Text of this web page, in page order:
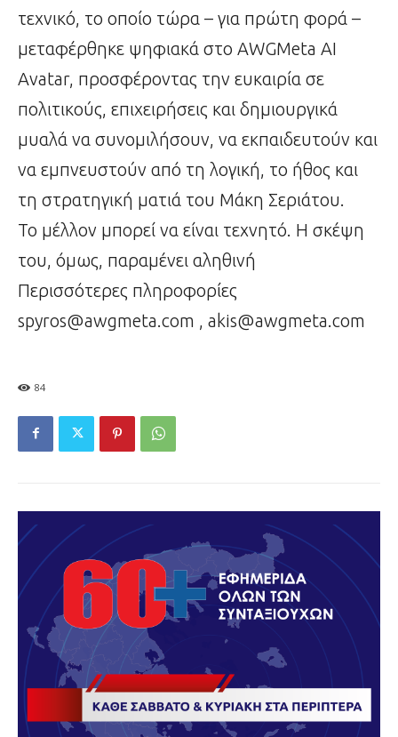
τεχνικό, το οποίο τώρα – για πρώτη φορά –
μεταφέρθηκε ψηφιακά στο AWGMeta AI
Avatar, προσφέροντας την ευκαιρία σε
πολιτικούς, επιχειρήσεις και δημιουργικά
μυαλά να συνομιλήσουν, να εκπαιδευτούν και
να εμπνευστούν από τη λογική, το ήθος και
τη στρατηγική ματιά του Μάκη Σεριάτου.
Το μέλλον μπορεί να είναι τεχνητό. Η σκέψη
του, όμως, παραμένει αληθινή
Περισσότερες πληροφορίες
spyros@awgmeta.com , akis@awgmeta.com
84